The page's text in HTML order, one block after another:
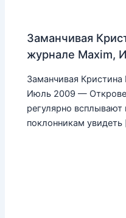
Заманчивая
журнале Maxim,
Заманчивая
Июль 2009 —
регулярно всплывают
поклонникам